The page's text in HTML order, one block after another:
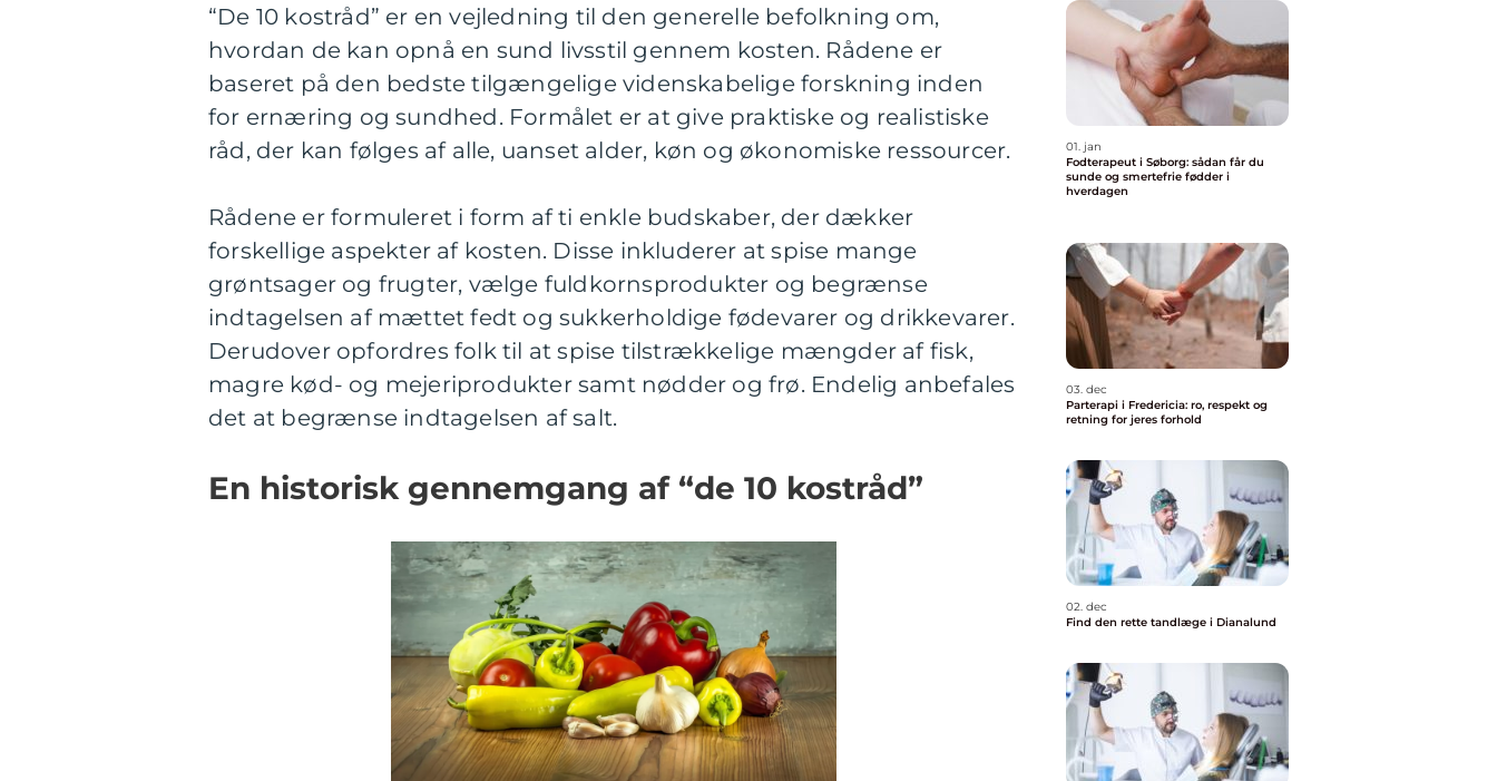
“De 10 kostråd” er en vejledning til den generelle befolkning om,
hvordan de kan opnå en sund livsstil gennem kosten. Rådene er
baseret på den bedste tilgængelige videnskabelige forskning inden
for ernæring og sundhed. Formålet er at give praktiske og realistiske
råd, der kan følges af alle, uanset alder, køn og økonomiske ressourcer.
Rådene er formuleret i form af ti enkle budskaber, der dækker
forskellige aspekter af kosten. Disse inkluderer at spise mange
grøntsager og frugter, vælge fuldkornsprodukter og begrænse
indtagelsen af mættet fedt og sukkerholdige fødevarer og drikkevarer.
Derudover opfordres folk til at spise tilstrækkelige mængder af fisk,
magre kød- og mejeriprodukter samt nødder og frø. Endelig anbefales
det at begrænse indtagelsen af salt.
En historisk gennemgang af “de 10 kostråd”
01. jan
Fodterapeut i Søborg: sådan får du
sunde og smertefrie fødder i
hverdagen
03. dec
Parterapi i Fredericia: ro, respekt og
retning for jeres forhold
02. dec
Find den rette tandlæge i Dianalund